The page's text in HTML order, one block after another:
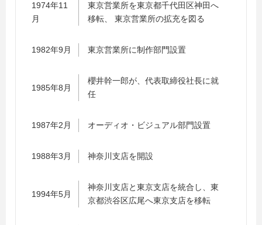
1974年11
月
東京営業所を東京都千代田区神田へ
移転、 東京営業所の拡充を図る
1982年9月 東京営業所に制作部門設置
1985年8月
櫻井幹一郎が、代表取締役社長に就
任
1987年2月 オーディオ・ビジュアル部門設置
1988年3月 神奈川支店を開設
1994年5月
神奈川支店と東京支店を統合し、東
京都渋谷区広尾へ東京支店を移転